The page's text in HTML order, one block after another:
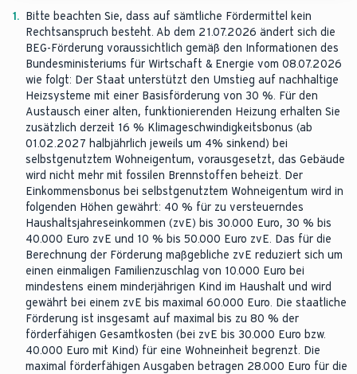
1. Bitte beachten Sie, dass auf sämtliche Fördermittel kein
Rechtsanspruch besteht. Ab dem 21.07.2026 ändert sich die
BEG-Förderung voraussichtlich gemäß den Informationen des
Bundesministeriums für Wirtschaft & Energie vom 08.07.2026
wie folgt: Der Staat unterstützt den Umstieg auf nachhaltige
Heizsysteme mit einer Basisförderung von 30 %. Für den
Austausch einer alten, funktionierenden Heizung erhalten Sie
zusätzlich derzeit 16 % Klimageschwindigkeitsbonus (ab
01.02.2027 halbjährlich jeweils um 4% sinkend) bei
selbstgenutztem Wohneigentum, vorausgesetzt, das Gebäude
wird nicht mehr mit fossilen Brennstoffen beheizt. Der
Einkommensbonus bei selbstgenutztem Wohneigentum wird in
folgenden Höhen gewährt: 40 % für zu versteuerndes
Haushaltsjahreseinkommen (zvE) bis 30.000 Euro, 30 % bis
40.000 Euro zvE und 10 % bis 50.000 Euro zvE. Das für die
Berechnung der Förderung maßgebliche zvE reduziert sich um
einen einmaligen Familienzuschlag von 10.000 Euro bei
mindestens einem minderjährigen Kind im Haushalt und wird
gewährt bei einem zvE bis maximal 60.000 Euro. Die staatliche
Förderung ist insgesamt auf maximal bis zu 80 % der
förderfähigen Gesamtkosten (bei zvE bis 30.000 Euro bzw.
40.000 Euro mit Kind) für eine Wohneinheit begrenzt. Die
maximal förderfähigen Ausgaben betragen 28.000 Euro für die